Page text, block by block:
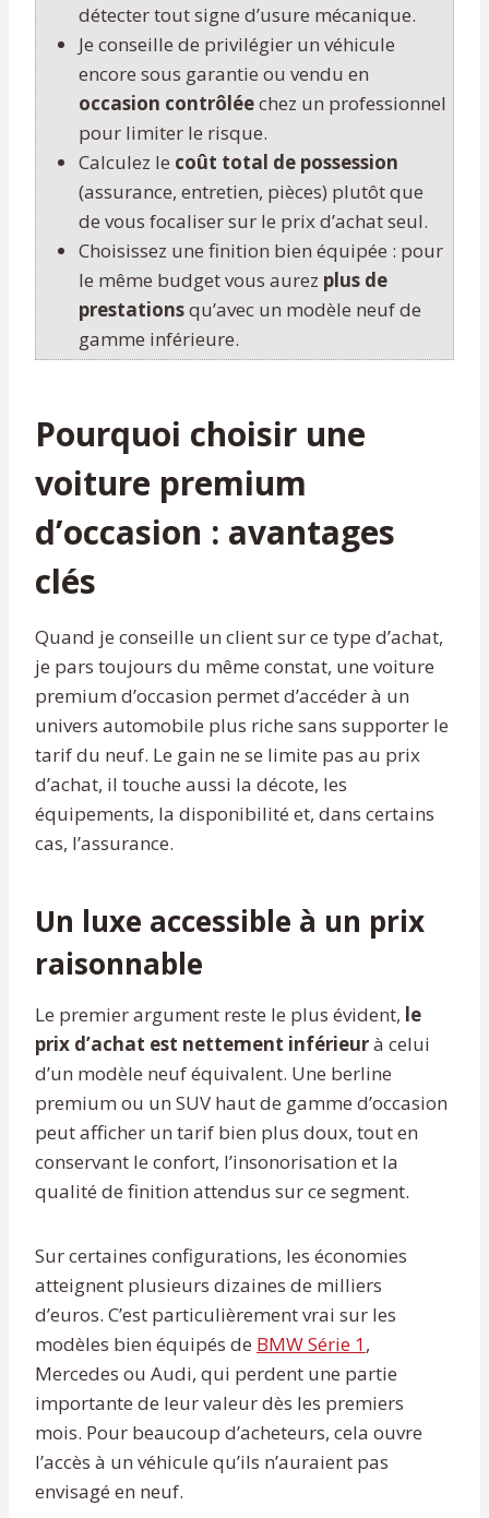
détecter tout signe d’usure mécanique.
Je conseille de privilégier un véhicule
encore sous garantie ou vendu en
occasion contrôléechez un professionnel
pour limiter le risque.
Calculez le coût total de possession
(assurance, entretien, pièces) plutôt que
de vous focaliser sur le prix d’achat seul.
Choisissez une finition bien équipée : pour
le même budget vous aurez plus de
prestationsqu’avec un modèle neuf de
gamme inférieure.
Pourquoi choisir une
voiture premium
d’occasion : avantages
clés
Quand je conseille un client sur ce type d’achat,
je pars toujours du même constat, une voiture
premium d’occasion permet d’accéder à un
univers automobile plus riche sans supporter le
tarif du neuf. Le gain ne se limite pas au prix
d’achat, il touche aussi la décote, les
équipements, la disponibilité et, dans certains
cas, l’assurance.
Un luxe accessible à un prix
raisonnable
Le premier argument reste le plus évident, le
prix d’achat est nettement inférieurà celui
d’un modèle neuf équivalent. Une berline
premium ou un SUV haut de gamme d’occasion
peut afficher un tarif bien plus doux, tout en
conservant le confort, l’insonorisation et la
qualité de finition attendus sur ce segment.
Sur certaines configurations, les économies
atteignent plusieurs dizaines de milliers
d’euros. C’est particulièrement vrai sur les
modèles bien équipés de BMW Série 1,
Mercedes ou Audi, qui perdent une partie
importante de leur valeur dès les premiers
mois. Pour beaucoup d’acheteurs, cela ouvre
l’accès à un véhicule qu’ils n’auraient pas
envisagé en neuf.